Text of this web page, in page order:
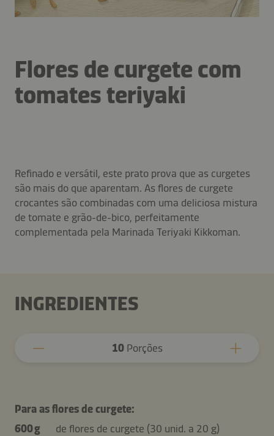
Flores de curgete com
tomates teriyaki
Refinado e versátil, este prato prova que as curgetes
são mais do que aparentam. As flores de curgete
crocantes são combinadas com uma deliciosa mistura
de tomate e grão-de-bico, perfeitamente
complementada pela Marinada Teriyaki Kikkoman.
INGREDIENTES
10Porções
Para as flores de curgete:
600 g
de flores de curgete (30 unid. a 20 g)